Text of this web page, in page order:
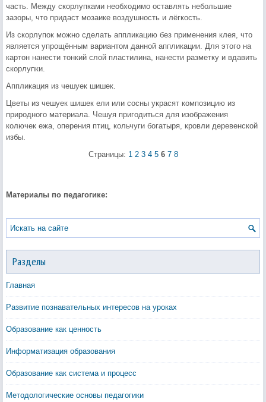
часть. Между скорлупками необходимо оставлять небольшие
зазоры, что придаст мозаике воздушность и лёгкость.
Из скорлупок можно сделать аппликацию без применения клея, что
является упрощённым вариантом данной аппликации. Для этого на
картон нанести тонкий слой пластилина, нанести разметку и вдавить
скорлупки.
Аппликация из чешуек шишек.
Цветы из чешуек шишек ели или сосны украсят композицию из
природного материала. Чешуя пригодиться для изображения
колючек ежа, оперения птиц, кольчуги богатыря, кровли деревенской
избы.
Страницы: 1 2 3 4 5 6 7 8
Материалы по педагогике:
Разделы
Главная
Развитие познавательных интересов на уроках
Образование как ценность
Информатизация образования
Образование как система и процесс
Методологические основы педагогики